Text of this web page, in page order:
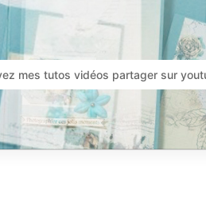
mes tutos vidéos partager sur